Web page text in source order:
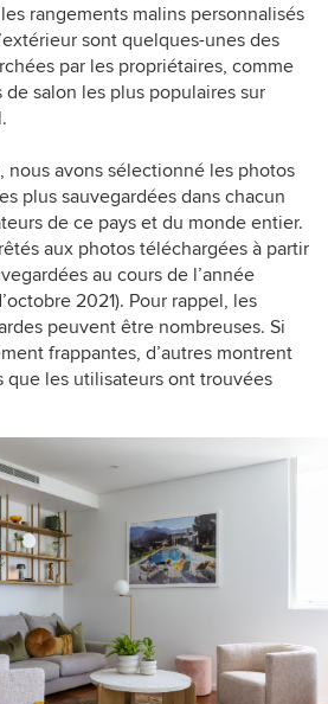
rangements malins personnalisés
sont quelques-unes des
par les propriétaires, comme
salon les plus populaires sur
nous avons sélectionné les photos
plus sauvegardées dans chacun
de ce pays et du monde entier.
aux photos téléchargées à partir
au cours de l’année
2021). Pour rappel, les
peuvent être nombreuses. Si
frappantes, d’autres montrent
les utilisateurs ont trouvées